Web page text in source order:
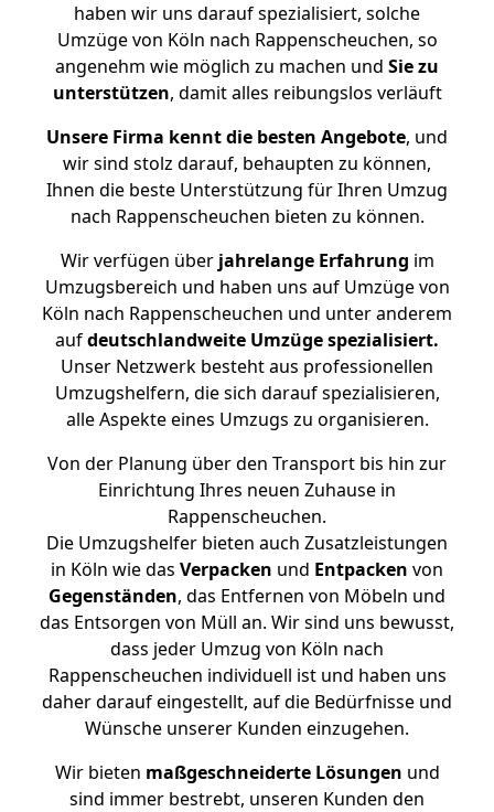
haben wir uns darauf spezialisiert, solche
Umzüge von Köln nach Rappenscheuchen, so
angenehm wie möglich zu machen und Sie zu
unterstützen, damit alles reibungslos verläuft
Unsere Firma kennt die besten Angebote, und
wir sind stolz darauf, behaupten zu können,
Ihnen die beste Unterstützung für Ihren Umzug
nach Rappenscheuchen bieten zu können.
Wir verfügen überjahrelange Erfahrung im
Umzugsbereich und haben uns auf Umzüge von
Köln nach Rappenscheuchen und unter anderem
aufdeutschlandweite Umzüge spezialisiert.
Unser Netzwerk besteht aus professionellen
Umzugshelfern, die sich darauf spezialisieren,
alle Aspekte eines Umzugs zu organisieren.
Von der Planung über den Transport bis hin zur
Einrichtung Ihres neuen Zuhause in
Rappenscheuchen.
Die Umzugshelfer bieten auch Zusatzleistungen
in Köln wie das Verpacken und Entpacken von
Gegenständen, das Entfernen von Möbeln und
das Entsorgen von Müll an. Wir sind uns bewusst,
dass jeder Umzug von Köln nach
Rappenscheuchen individuell ist und haben uns
daher darauf eingestellt, auf die Bedürfnisse und
Wünsche unserer Kunden einzugehen.
Wir bieten maßgeschneiderte Lösungen und
sind immer bestrebt, unseren Kunden den